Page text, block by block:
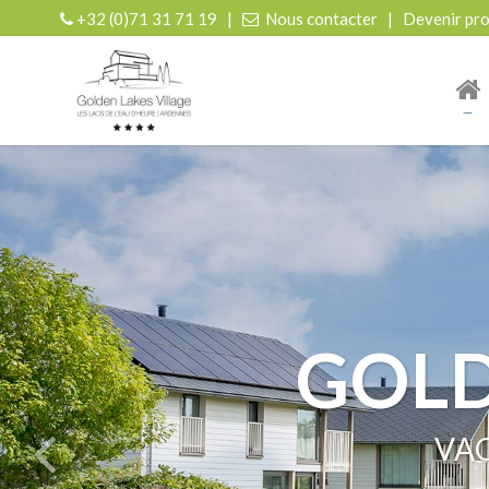
+32 (0)71 31 71 19 | Nous contacter | Devenir
| r